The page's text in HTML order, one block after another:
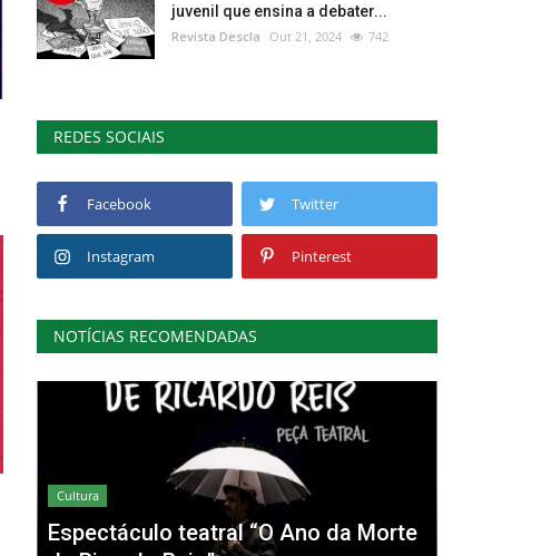
juvenil que ensina a debater...
Revista Descla Out 21, 2024 742
REDES SOCIAIS
Facebook Twitter
Instagram Pinterest
NOTÍCIAS RECOMENDADAS
Cultura
Espectáculo teatral “O Ano da Morte